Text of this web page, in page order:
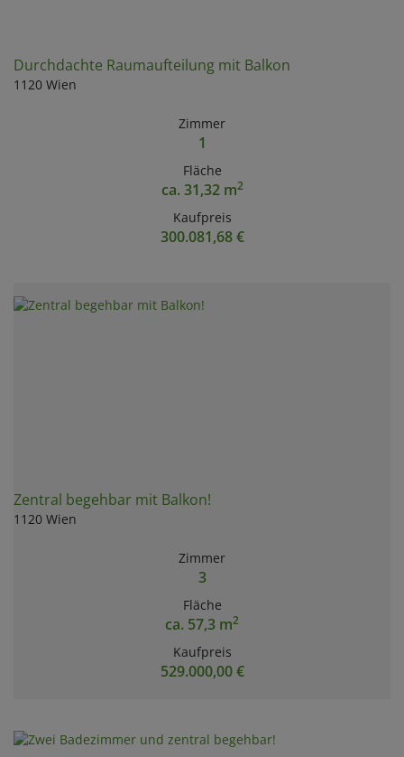
Durchdachte Raumaufteilung mit Balkon
1120 Wien
Zimmer
1
Fläche
ca. 31,32 m2
Kaufpreis
300.081,68 €
Zentral begehbar mit Balkon!
1120 Wien
Zimmer
3
Fläche
ca. 57,3 m2
Kaufpreis
529.000,00 €